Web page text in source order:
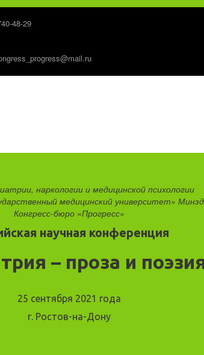
48-29
наркологии и медицинской психологии
медицинский университет»
Конгресс-бюро «Прогресс»
научная конференция
– проза и
25 сентября 2021 года
г. Ростов-на-Дону